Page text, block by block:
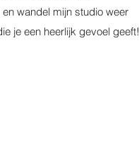
wandel mijn studio weer
je een heerlijk gevoel geeft!